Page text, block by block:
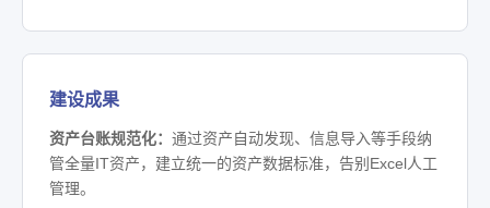
建设成果
资产台账规范化： 通过资产自动发现、信息导入等手段纳
管全量IT资产，建立统一的资产数据标准，告别Excel人工
管理。